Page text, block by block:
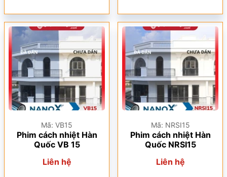
Mã: VB15
Phim cách nhiệt Hàn
Quốc VB 15
Liên hệ
Mã: NRSI15
Phim cách nhiệt Hàn
Quốc NRSI15
Liên hệ